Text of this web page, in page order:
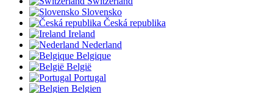
Slovensko
Česká republika
Ireland
Nederland
Belgique
België
Portugal
Belgien